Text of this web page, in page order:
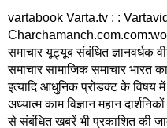
vartabook Varta.tv : :
समाचार यूट्यूब संबंधित ज्ञानवर्धक
समाचार सामाजिक समाचार भारत
इत्यादि आधुनिक प्रोडक्ट के विषय में
अध्यात्म काम विज्ञान महान
से संबंधित खबरें भी प्रकाशित की